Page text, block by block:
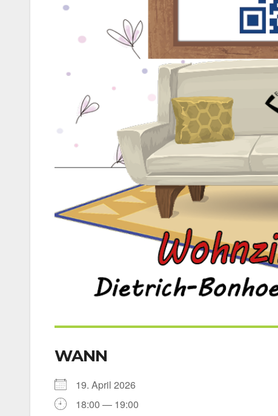
WANN
19. April 2026
18:00 — 19:00